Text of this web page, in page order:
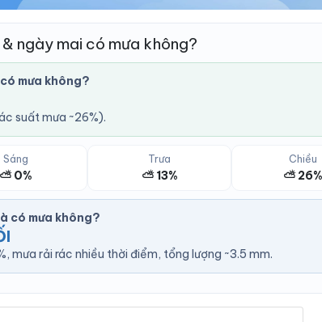
ngày mai có mưa không?
mưa không?
suất mưa ~26%).
Sáng
⛅ 0%
Trưa
⛅ 13%
Chiều
⛅ 26%
có mưa không?
mưa rải rác nhiều thời điểm, tổng lượng ~3.5 mm.